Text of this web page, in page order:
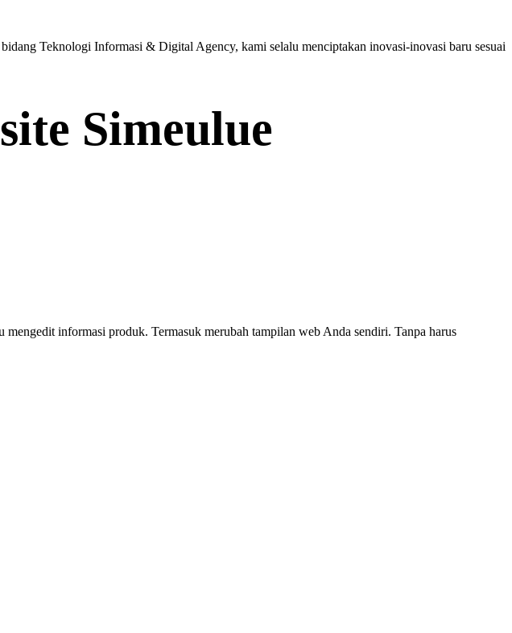
Teknologi Informasi & Digital Agency, kami selalu menciptakan inovasi-inovasi baru sesuai
Simeulue
informasi produk. Termasuk merubah tampilan web Anda sendiri. Tanpa harus